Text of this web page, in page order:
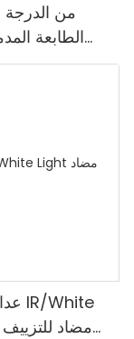
الطابعة
الأشعة